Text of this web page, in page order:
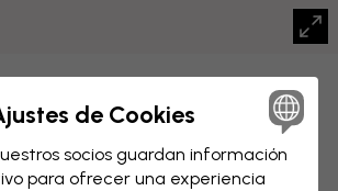
con ciudades
Guardar
de Cookies
socios guardan información
para ofrecer una experiencia